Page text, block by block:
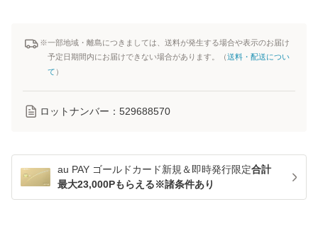
※一部地域・離島につきましては、送料が発生する場合や表示のお届け
予定日期間内にお届けできない場合があります。（送料・配送につい
て ）
ロットナンバー： 529688570
au PAY ゴールドカード新規＆即時発行限定合計
最大23,000Pもらえる※諸条件あり